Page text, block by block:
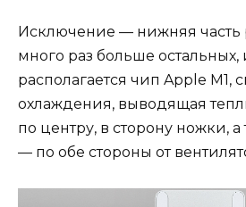
Исключение — нижняя часть
много раз больше
располагается чип Apple M1,
охлаждения, выводящая
по центру, в сторону ножки,
— по обе стороны от